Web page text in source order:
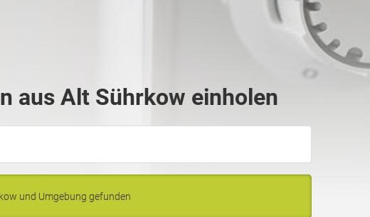
aus Alt Sührkow einholen
und Umgebung gefunden